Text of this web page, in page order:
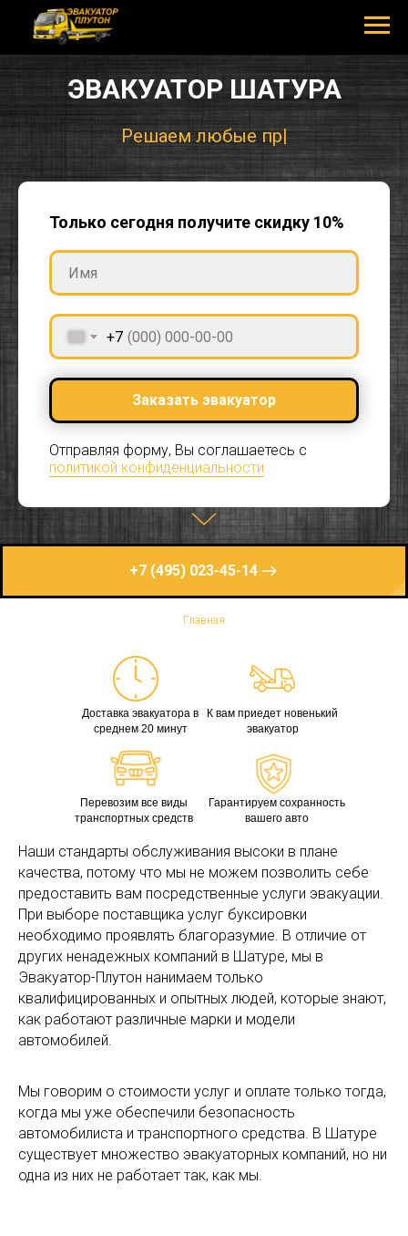
ЭВАКУАТОР ШАТУРА
Решаем любые проблемы на дороге!
Только сегодня получите скидку 10%
+7
Заказать эвакуатор
Отправляя форму, Вы соглашаетесь с
политикой конфиденциальности
+7 (495) 023-45-14
Главная
Доставка эвакуатора в
среднем 20 минут
Гарантируем сохранность
вашего авто
К вам приедет новенький
эвакуатор
Перевозим все виды
транспортных средств
Наши стандарты обслуживания высоки в плане
качества, потому что мы не можем позволить себе
предоставить вам посредственные услуги эвакуации.
При выборе поставщика услуг буксировки
необходимо проявлять благоразумие. В отличие от
других ненадежных компаний в Шатуре, мы в
Эвакуатор-Плутон нанимаем только
квалифицированных и опытных людей, которые знают,
как работают различные марки и модели
автомобилей.
Мы говорим о стоимости услуг и оплате только тогда,
когда мы уже обеспечили безопасность
автомобилиста и транспортного средства. В Шатуре
существует множество эвакуаторных компаний, но ни
одна из них не работает так, как мы.